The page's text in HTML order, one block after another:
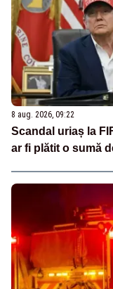
8 aug. 2026, 09:22
Scandal uriaș la
ar fi plătit o sumă